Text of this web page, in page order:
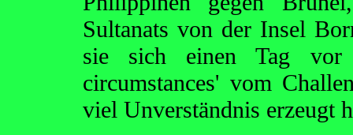
Sultanats von der Insel
sie sich einen Tag vor
circumstances' vom
viel Unverständnis erzeugt